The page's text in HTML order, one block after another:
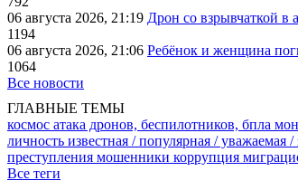
06 августа 2026, 21:19 Дрон со взрывчаткой в
1194
06 августа 2026, 21:06 Ребёнок и женщина
1064
Все новости
ГЛАВНЫЕ ТЕМЫ
космос атака дронов, беспилотников, бпла
личность известная / популярная / уважаемая
преступления мошенники коррупция
Все теги